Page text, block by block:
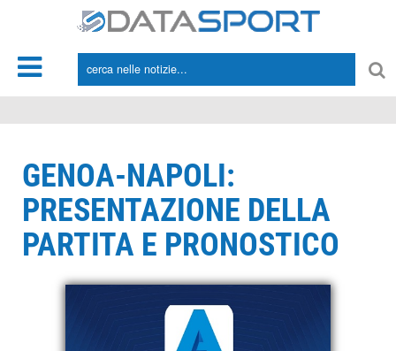
GENOA-NAPOLI:
PRESENTAZIONE DELLA
PARTITA E PRONOSTICO